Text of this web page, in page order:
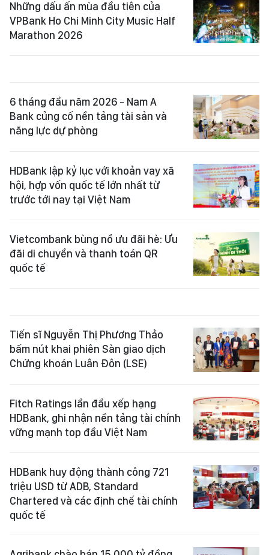
Những dấu ấn mùa đầu tiên của
VPBank Ho Chi Minh City Music Half
Marathon 2026
6 tháng đầu năm 2026 - Nam A
Bank củng cố nền tảng tài sản và
năng lực dự phòng
HDBank lập kỷ lục với khoản vay xã
hội, hợp vốn quốc tế lớn nhất từ
trước tới nay tại Việt Nam
Vietcombank bùng nổ ưu đãi hè: Ưu
đãi di chuyển và thanh toán QR
quốc tế
Tiến sĩ Nguyễn Thị Phương Thảo
bấm nút khai phiên Sàn giao dịch
Chứng khoán Luân Đôn (LSE)
Fitch Ratings lần đầu xếp hạng
HDBank, ghi nhận nền tảng tài chính
vững mạnh top đầu Việt Nam
HDBank huy động thành công 721
triệu USD từ ADB, Standard
Chartered và các định chế tài chính
quốc tế